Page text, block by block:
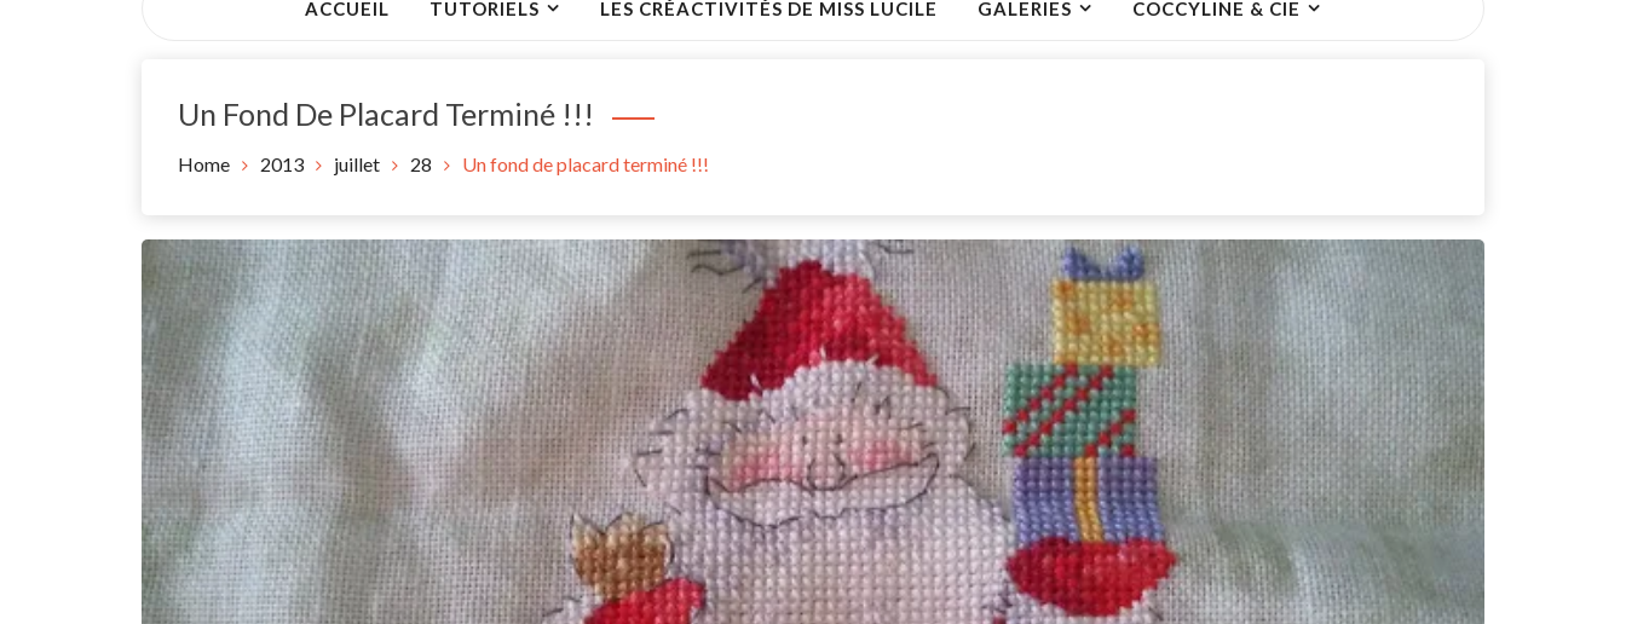
ACCUEIL TUTORIELS LES CRÉACTIVITÉS DE MISS LUCILE GALERIES COCCYLINE & CIE
Un Fond De Placard Terminé !!!
Home 2013 juillet 28 Un fond de placard terminé !!!